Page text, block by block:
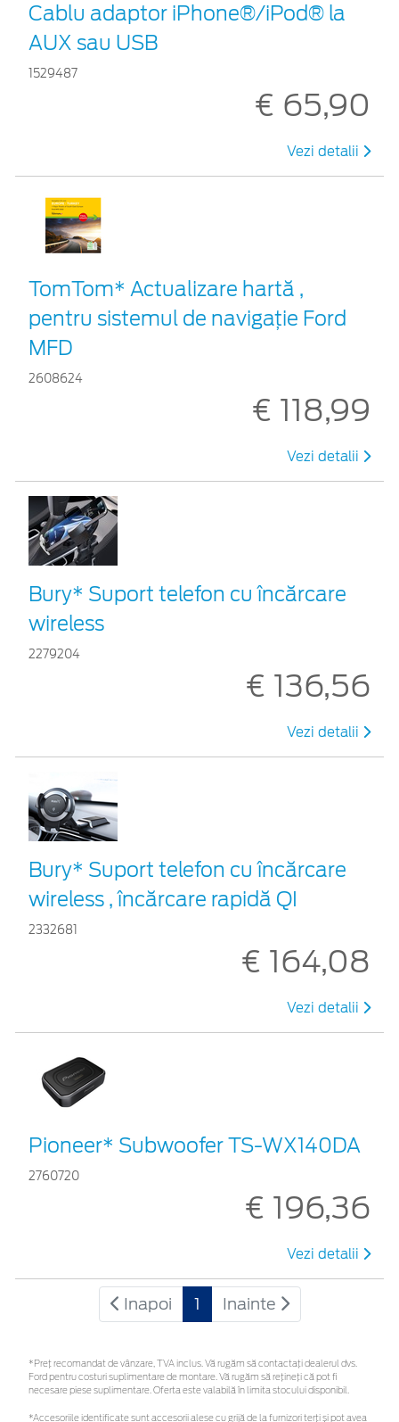
Cablu adaptor iPhone®/iPod® la
AUX sau USB
1529487
€ 65,90
Vezi detalii
TomTom* Actualizare hartă ,
pentru sistemul de navigaţie Ford
MFD
2608624
€ 118,99
Vezi detalii
Bury* Suport telefon cu încărcare
wireless
2279204
€ 136,56
Vezi detalii
Bury* Suport telefon cu încărcare
wireless , încărcare rapidă QI
2332681
€ 164,08
Vezi detalii
Pioneer* Subwoofer TS-WX140DA
2760720
€ 196,36
Vezi detalii
Inapoi 1 Inainte
*Preţ recomandat de vânzare, TVA inclus. Vă rugăm să contactaţi dealerul dvs.
Ford pentru costuri suplimentare de montare. Vă rugăm să rețineți că pot fi
necesare piese suplimentare. Oferta este valabilă în limita stocului disponibil.
*Accesoriile identificate sunt accesorii alese cu grijă de la furnizori terți și pot avea